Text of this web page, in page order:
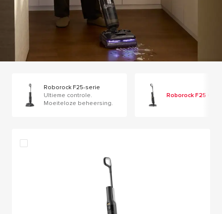
Roborock F25-serie
Ultieme controle.
Moeiteloze beheersing.
Roborock F25 Gen